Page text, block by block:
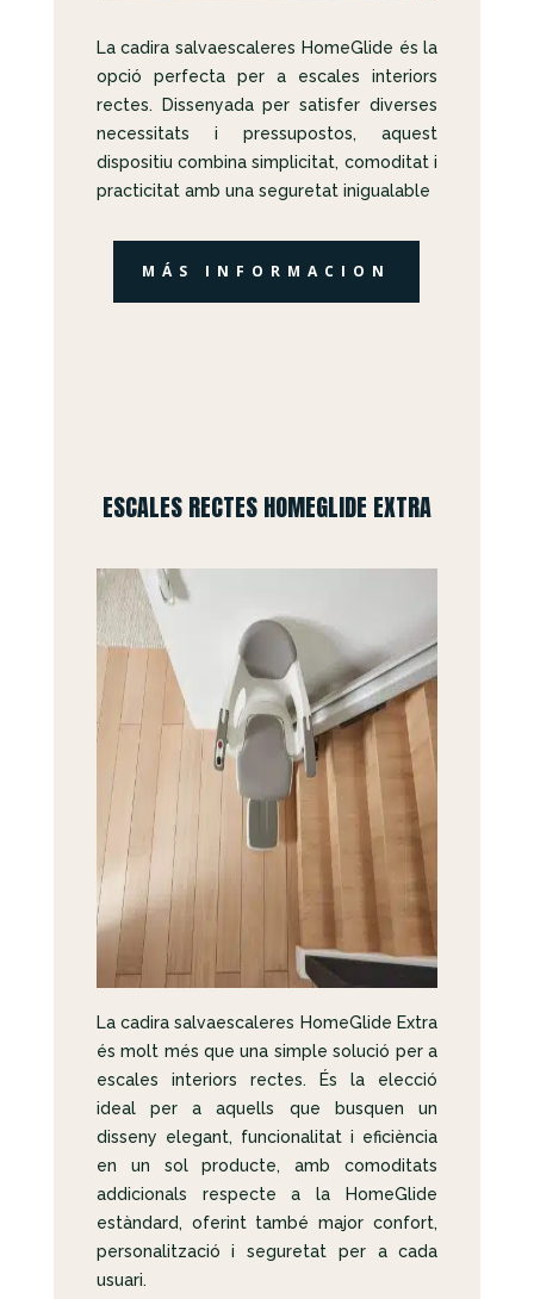
La cadira salvaescaleres HomeGlide és la
opció perfecta per a escales interiors
rectes. Dissenyada per satisfer diverses
necessitats i pressupostos, aquest
dispositiu combina simplicitat, comoditat i
practicitat amb una seguretat inigualable
MÁS INFORMACION
ESCALES RECTES HOMEGLIDE EXTRA
La cadira salvaescaleres HomeGlide Extra
és molt més que una simple solució per a
escales interiors rectes. És la elecció
ideal per a aquells que busquen un
disseny elegant, funcionalitat i eficiència
en un sol producte, amb comoditats
addicionals respecte a la HomeGlide
estàndard, oferint també major confort,
personalització i seguretat per a cada
usuari.